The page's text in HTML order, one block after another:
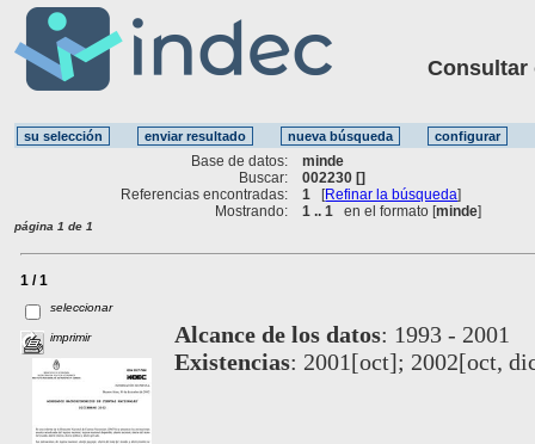
Consultar
Base de datos:
minde
Buscar:
002230 []
Referencias encontradas:
1 [Refinar la búsqueda]
Mostrando:
1 .. 1 en el formato [minde]
página 1 de 1
1 / 1
seleccionar
imprimir Alcance de los datos: 1993 - 2001
Existencias: 2001[oct]; 2002[oct,